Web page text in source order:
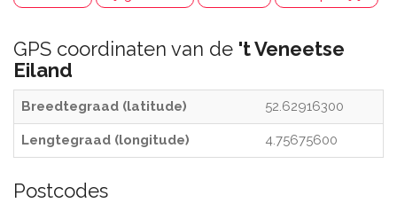
GPS coordinaten van de 't Veneetse
Eiland
Breedtegraad (latitude) 52.62916300
Lengtegraad (longitude) 4.75675600
Postcodes